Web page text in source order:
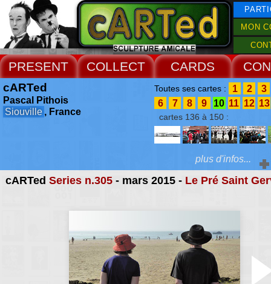
MON
PRESENT COLLECT CARDS
cARTed Series n.305- mars 2015 - Le Pré Saint
cARTed
Pascal Pithois
Siouville , France
Toutes ses cartes : 1 2
3
6
7 8 9 10 11 12 13
cartes 136 à 150 :
Extras :
Accueil Rencontres :
•Siouville & Tourlaville 2001•Siouville 2003
2011,2013,2015 • Laputa 2012 Coutances 2023
plus d'infos...